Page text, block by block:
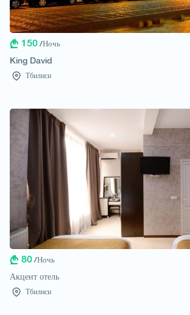
150 /Ночь
King David
Тбилиси
80 /Ночь
Акцент отель
Тбилиси